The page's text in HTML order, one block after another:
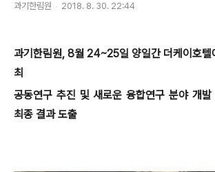
과기한림원 2018. 8. 30. 22:44
과기한림원, 8월 24~25일 양일간 더케이호텔
최
공동연구 추진 및 새로운 융합연구 분야 개발
최종 결과 도출